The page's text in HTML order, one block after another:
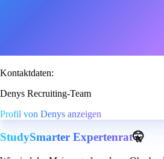
Kontaktdaten:
Denys Recruiting-Team
Profil von Denys anzeigen
StudySmarter Expertenrat🤫